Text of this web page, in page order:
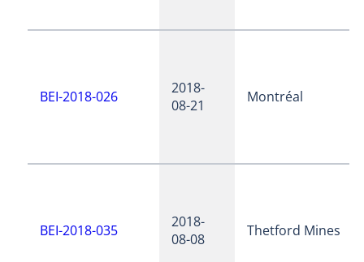
BEI-2018-026
2018-
08-21
Montréal
BEI-2018-035
2018-
08-08
Thetford Mines